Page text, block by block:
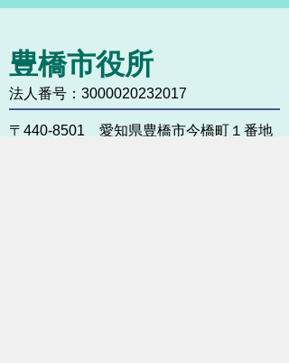
豊橋市役所
法人番号：3000020232017
〒440-8501 愛知県豊橋市今橋町１番地